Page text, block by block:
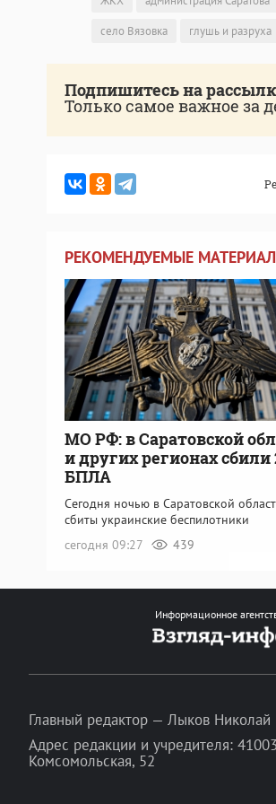
село Вязовка
глушь и разруха
Подпишитесь на
Только самое важное за
РЕКОМЕНДУЕМЫЕ
МО РФ: в Саратовской
и других регионах сбили
БПЛА
Сегодня ночью в Саратовской
сбиты украинские беспилотники
сегодня 09:27
439
Информационное
Главный редактор — Лыков Николай
Адрес редакции и учредителя:
Комсомольская, 52